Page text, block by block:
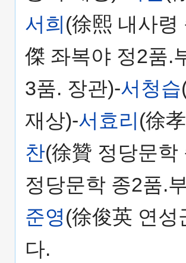
서희 (徐熙 내사령
傑 좌복야 정2품.
3품. 장관)-서청습
재상)-서효리 (徐
찬(徐贊 정당문학
정당문학 종2품.
준영(徐俊英 연
다.